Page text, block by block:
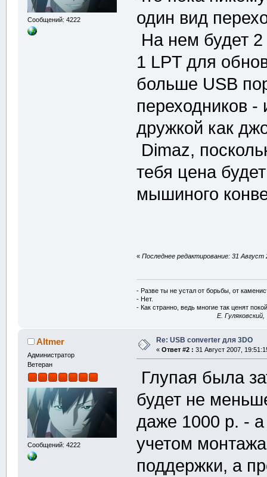
Сообщений: 4222
один вид
На нем будет
1 LPT для
больше USB
переходников -
дружкой как
Dimaz,
тебя цена
мышиного
«Последнее редактирование: 31 Август
- Разве ты не устал от борьбы, от
- Нет.
- Как странно, ведь многие так ценят
E.
Altmer
Администратор
Ветеран
Сообщений: 4222
Re: USB converter для 3DO
« Ответ #2 : 31 Август 2007,
Глупая была
будет не
даже 1000 р. - а
учетом
поддержки, а